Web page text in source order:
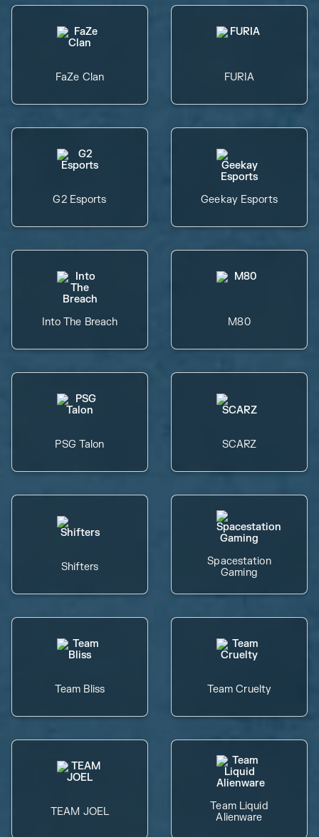
FaZe Clan FURIA
G2 Esports Geekay Esports
Into The Breach M80
PSG Talon SCARZ
Shifters
Spacestation
Gaming
Team Bliss Team Cruelty
TEAM JOEL
Team Liquid
Alienware